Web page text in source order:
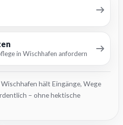
in Wischhafen anfordern
hält Eingänge, Wege
– ohne hektische